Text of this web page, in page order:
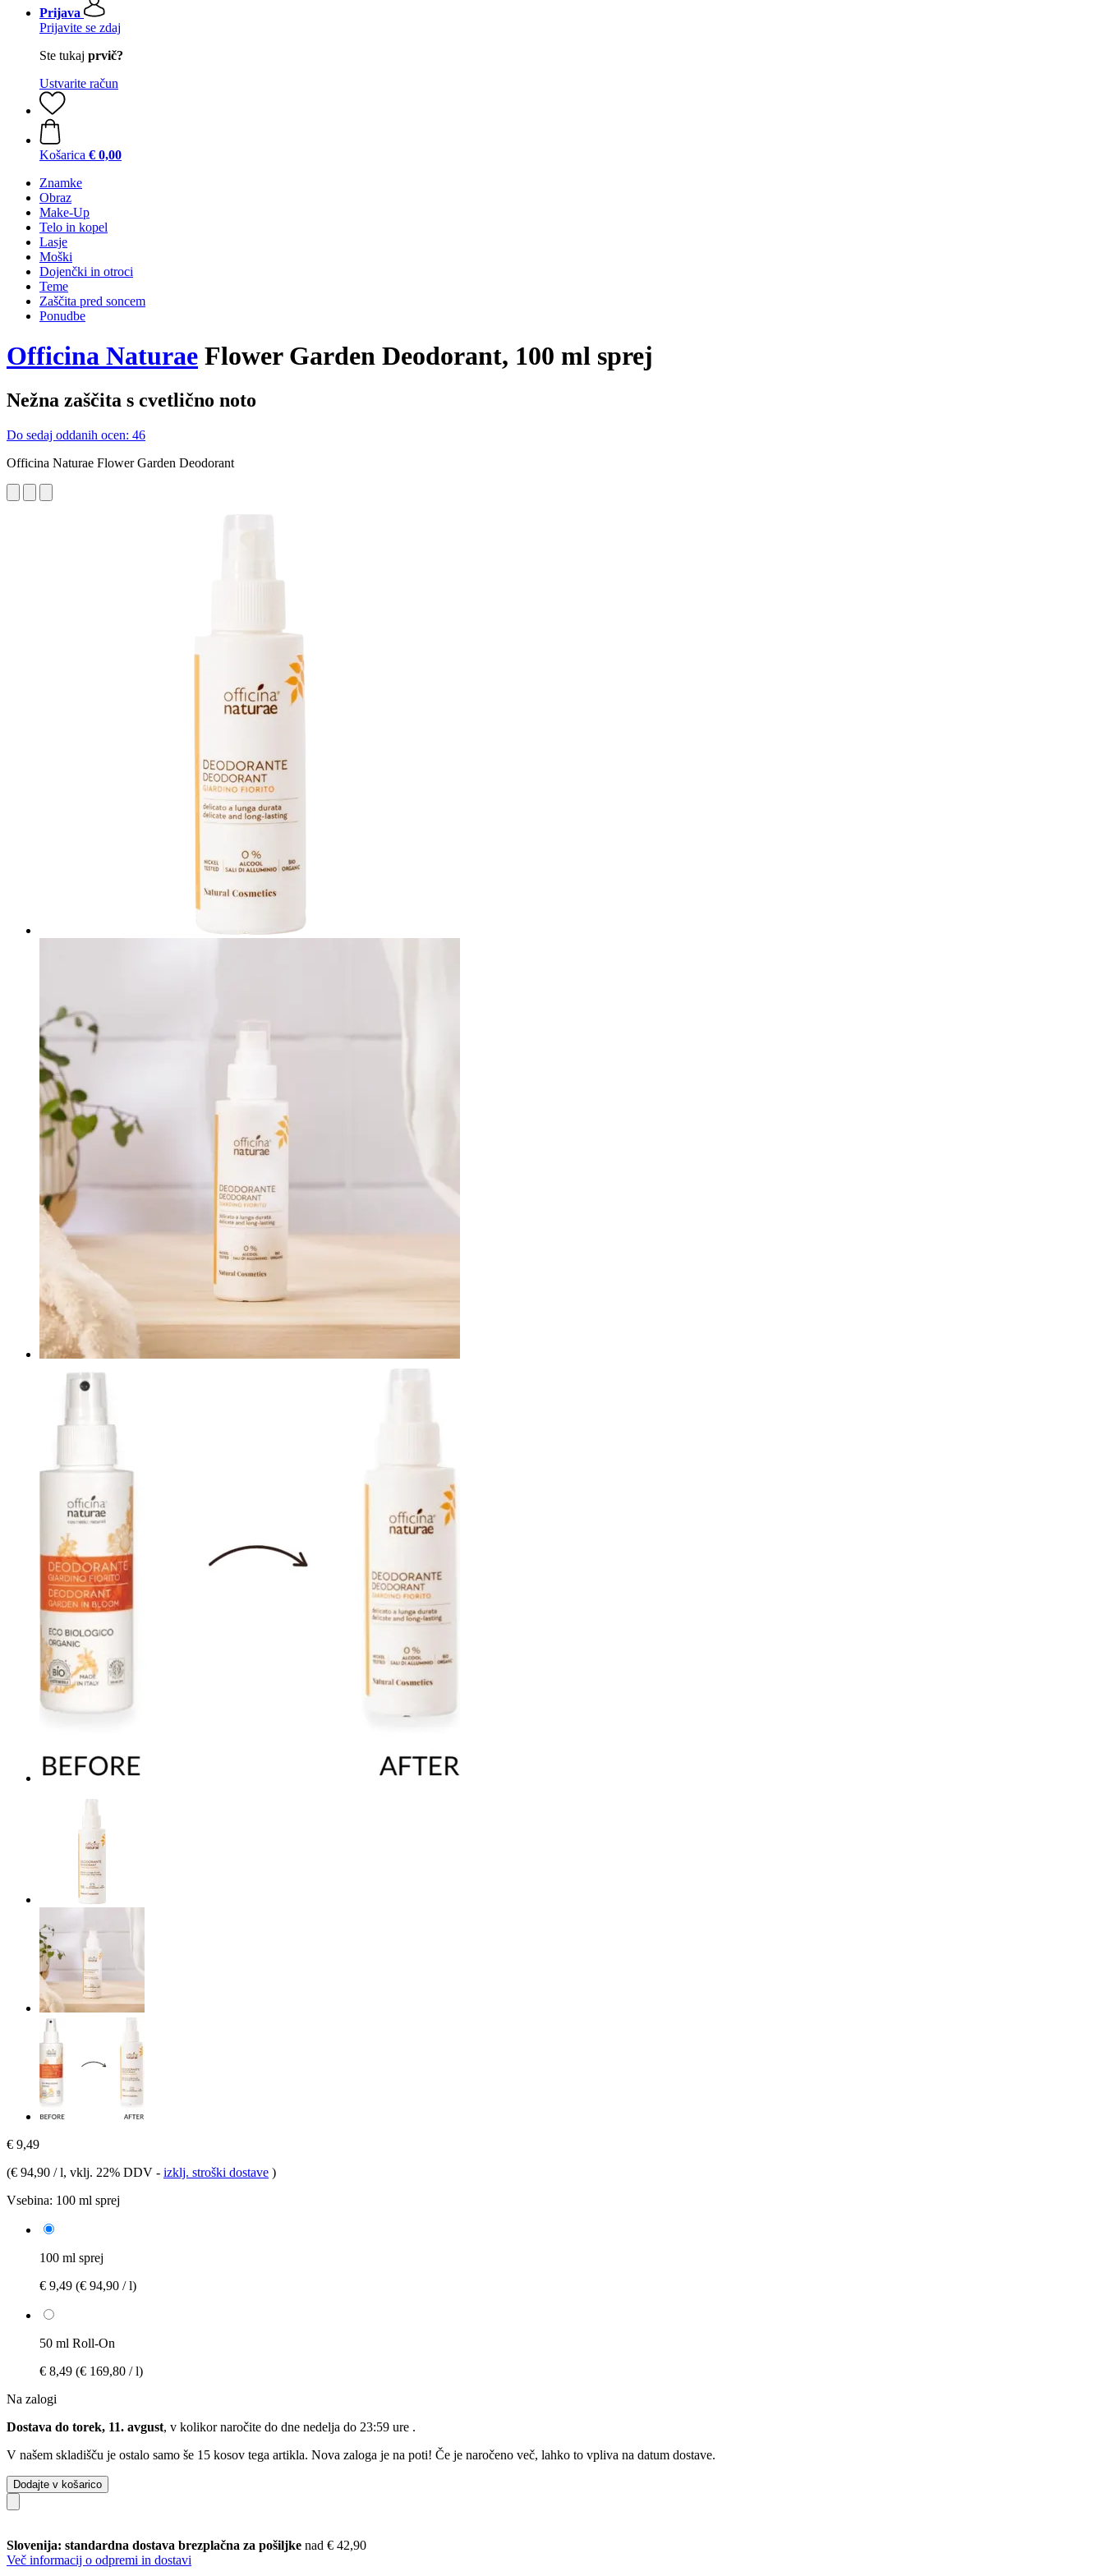
Prijava
Prijavite se zdaj
Ste tukaj prvič?
Ustvarite račun
Košarica € 0,00
Znamke
Obraz
Make-Up
Telo in kopel
Lasje
Moški
Dojenčki in otroci
Teme
Zaščita pred soncem
Ponudbe
Officina Naturae Flower Garden Deodorant, 100 ml sprej
Nežna zaščita s cvetlično noto
Do sedaj oddanih ocen: 46
Officina Naturae Flower Garden Deodorant
€ 9,49
(€ 94,90 / l, vklj. 22% DDV - izklj. stroški dostave )
Vsebina: 100 ml sprej
100 ml sprej
€ 9,49 (€ 94,90 / l)
50 ml Roll-On
€ 8,49 (€ 169,80 / l)
Na zalogi
Dostava do torek, 11. avgust, v kolikor naročite do dne nedelja do 23:59 ure .
V našem skladišču je ostalo samo še 15 kosov tega artikla. Nova zaloga je na poti! Če je naročeno več, lahko to vpliva na datum dostave.
Dodajte v košarico
Slovenija: standardna dostava brezplačna za pošiljke nad € 42,90
Več informacij o odpremi in dostavi